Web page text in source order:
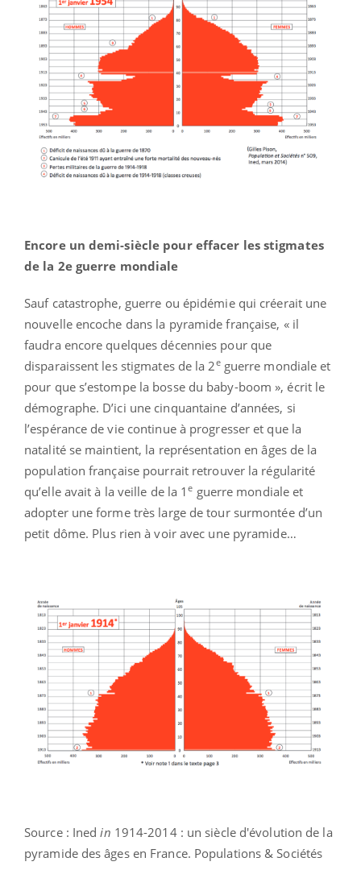
Encore un demi-siècle pour effacer les stigmates
de la 2e guerre mondiale
Sauf catastrophe, guerre ou épidémie qui créerait une
nouvelle encoche dans la pyramide française, « il
faudra encore quelques décennies pour que
disparaissent les stigmates de la 2eguerre mondiale et
pour que s’estompe la bosse du baby-boom », écrit le
démographe. D’ici une cinquantaine d’années, si
l’espérance de vie continue à progresser et que la
natalité se maintient, la représentation en âges de la
population française pourrait retrouver la régularité
qu’elle avait à la veille de la 1e guerre mondiale et
adopter une forme très large de tour surmontée d’un
petit dôme. Plus rien à voir avec une pyramide…
Source : Inedin 1914-2014 : un siècle d'évolution de la
pyramide des âges en France. Populations & Sociétés